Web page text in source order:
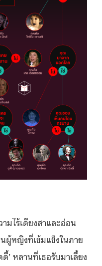
ไร้เดียงสาและอ่อน
ผู้หญิงที่เข้มแข็งในภาย
’ หลานที่เธอรับมาเลี้ยง